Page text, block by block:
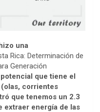
una
Rica: Determinación de
Generación
que tiene el
corrientes
que tenemos un 2.3
extraer energía de las